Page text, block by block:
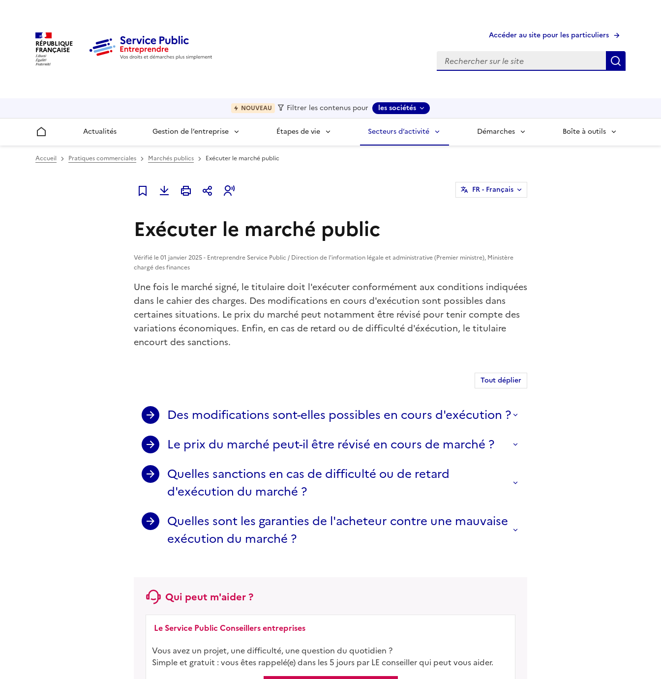
RÉPUBLIQUE
FRANÇAISE
Accéder au site pour les particuliers
Recherche
NOUVEAU Filtrer les contenus pour les sociétés
Accueil Actualités Gestion de l’entreprise Étapes de vie Secteurs d’activité Démarches Boîte à outils
Accueil Pratiques commerciales Marchés publics Exécuter le marché public
Ajouter à mes favoris
FR- Français
Exécuter le marché public
Vérifié le 01 janvier 2025 - Entreprendre Service Public / Direction de l'information légale et administrative (Premier ministre), Ministère
chargé des finances
Une fois le marché signé, le titulaire doit l'exécuter conformément aux conditions indiquées
dans le cahier des charges. Des modifications en cours d'exécution sont possibles dans
certaines situations. Le prix du marché peut notamment être révisé pour tenir compte des
variations économiques. Enfin, en cas de retard ou de difficulté d'éxécution, le titulaire
encourt des sanctions.
Tout déplier
Des modifications sont-elles possibles en cours d'exécution ?
Le prix du marché peut-il être révisé en cours de marché ?
Quelles sanctions en cas de difficulté ou de retard
d'exécution du marché ?
Quelles sont les garanties de l'acheteur contre une mauvaise
exécution du marché ?
Qui peut m'aider ?
Le Service Public Conseillers entreprises
Vous avez un projet, une difficulté, une question du quotidien ?
Simple et gratuit : vous êtes rappelé(e) dans les 5 jours par LE conseiller qui peut vous aider.